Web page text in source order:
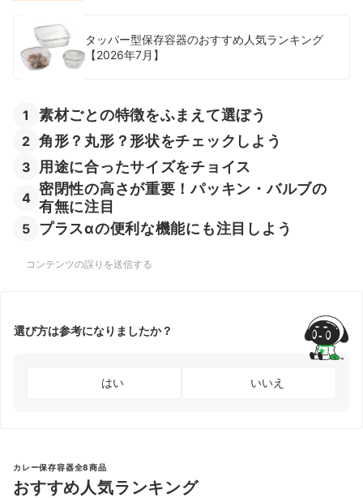
タッパー型保存容器のおすすめ人気ランキング
【2026年7月】
1 素材ごとの特徴をふまえて選ぼう
2 角形？丸形？形状をチェックしよう
3 用途に合ったサイズをチョイス
4
密閉性の高さが重要！パッキン・バルブの
有無に注目
5 プラスαの便利な機能にも注目しよう
コンテンツの誤りを送信する
選び方は参考になりましたか？
はい いいえ
カレー保存容器全8商品
おすすめ人気ランキング